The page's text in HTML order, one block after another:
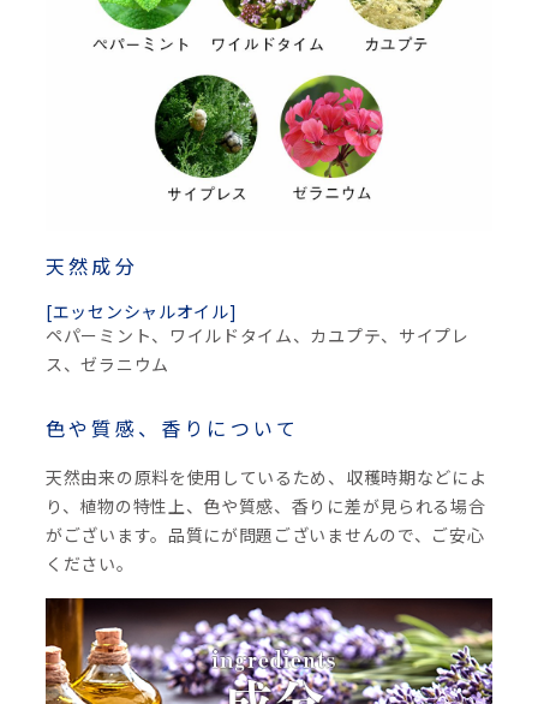
天然成分
[エッセンシャルオイル]
ペパーミント、ワイルドタイム、カユプテ、サイプレ
ス、ゼラニウム
色や質感、香りについて
天然由来の原料を使用しているため、収穫時期などによ
り、植物の特性上、色や質感、香りに差が見られる場合
がございます。品質にが問題ございませんので、ご安心
ください。